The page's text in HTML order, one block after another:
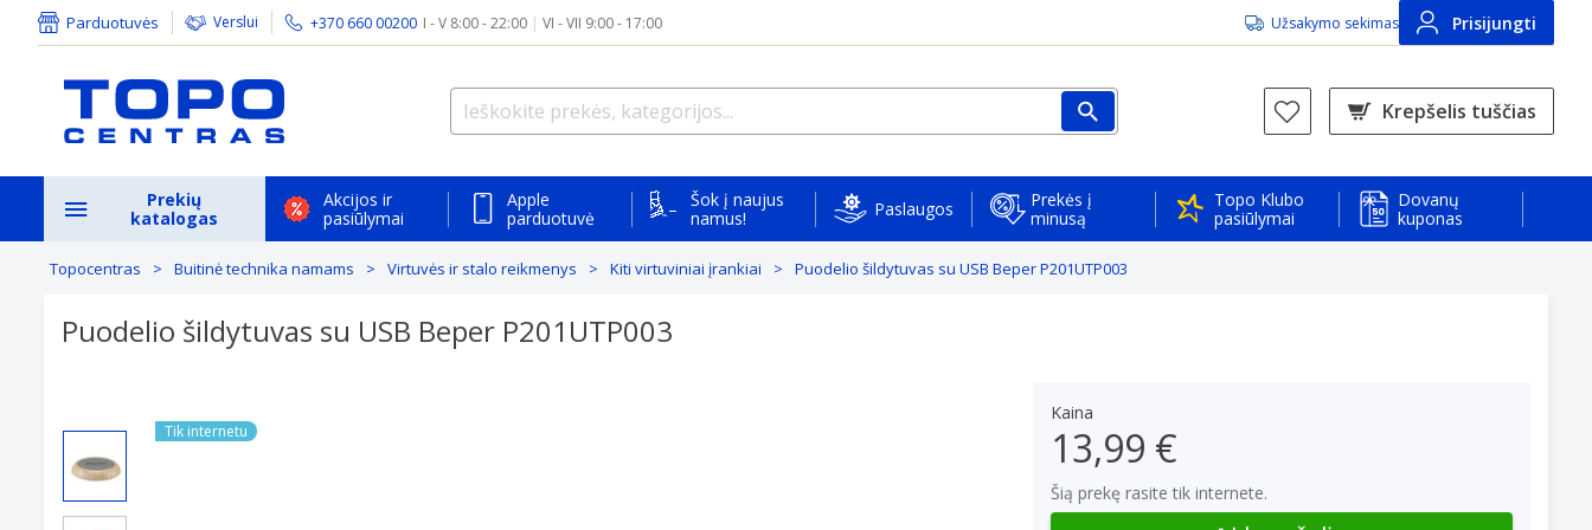
Parduotuvės Verslui +370 660 00200 I - V 8:00 - 22:00 | VI - VII 9:00 - 17:00 Užsakymo sekimas Prisijungti
Krepšelis tuščias
Prekių
katalogas
Akcijos ir
pasiūlymai
Apple
parduotuvė
Šok į naujus
namus!
Paslaugos
Prekės į
minusą
Topo Klubo
pasiūlymai
Dovanų
kuponas
Topocentras Buitinė technika namams Virtuvės ir stalo reikmenys Kiti virtuviniai įrankiai Puodelio šildytuvas su USB Beper P201UTP003
Puodelio šildytuvas su USB Beper P201UTP003
Tik internetu
Kaina
13,99 €
Šią prekę rasite tik internete.